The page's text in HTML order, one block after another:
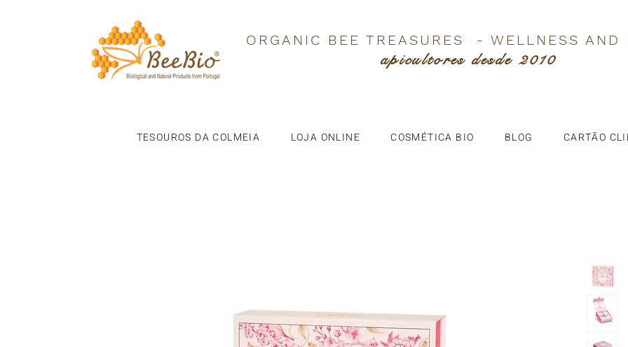
ORGANIC BEE TREASURES - WELLNESS AND
apicultores desde 2010
TESOUROS DA COLMEIA LOJA ONLINE COSMÉTICA BIO BLOG CARTÃO